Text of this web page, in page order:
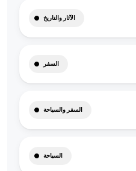
الآثار والتاريخ
السفر
السفر والسياحة
السياحة